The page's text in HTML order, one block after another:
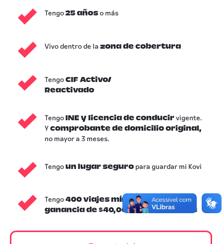
Tengo 25 añoso más
Vivo dentro de la zona de cobertura
Tengo CIF Activo/
Reactivado
Tengo INE y licencia de conducirvigente.
Y comprobante de domicilio original ,
no mayor a 3 meses.
Tengo un lugar seguro para guardar mi Kovi
Tengo400 viajes mínimos
o una
gananciade $40,000 en 12 semanas